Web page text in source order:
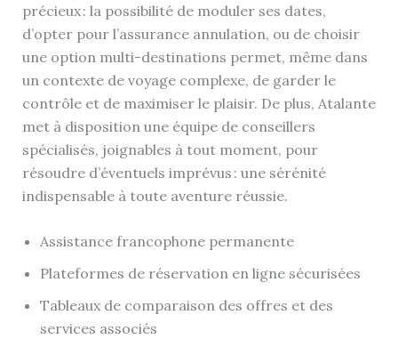
précieux : la possibilité de moduler ses dates,
d’opter pour l’assurance annulation, ou de choisir
une option multi-destinations permet, même dans
un contexte de voyage complexe, de garder le
contrôle et de maximiser le plaisir. De plus, Atalante
met à disposition une équipe de conseillers
spécialisés, joignables à tout moment, pour
résoudre d’éventuels imprévus : une sérénité
indispensable à toute aventure réussie.
Assistance francophone permanente
Plateformes de réservation en ligne sécurisées
Tableaux de comparaison des offres et des
services associés